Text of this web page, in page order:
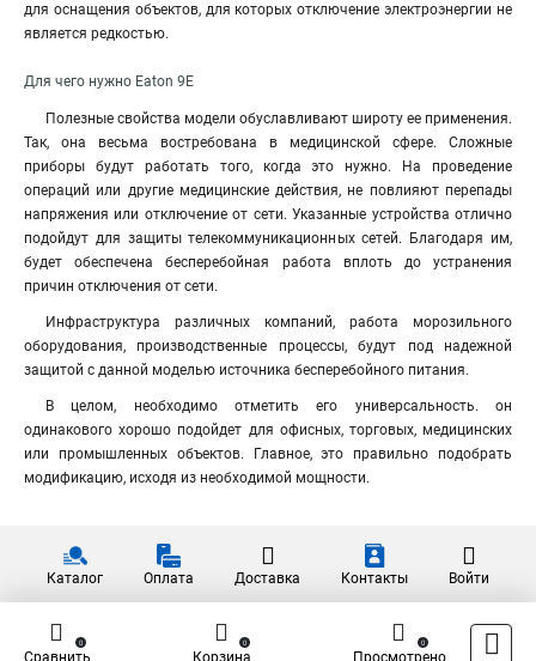
для оснащения объектов, для которых отключение электроэнергии не
является редкостью.
Для чего нужно Eaton 9E
Полезные свойства модели обуславливают широту ее применения.
Так, она весьма востребована в медицинской сфере. Сложные
приборы будут работать того, когда это нужно. На проведение
операций или другие медицинские действия, не повлияют перепады
напряжения или отключение от сети. Указанные устройства отлично
подойдут для защиты телекоммуникационных сетей. Благодаря им,
будет обеспечена бесперебойная работа вплоть до устранения
причин отключения от сети.
Инфраструктура различных компаний, работа морозильного
оборудования, производственные процессы, будут под надежной
защитой с данной моделью источника бесперебойного питания.
В целом, необходимо отметить его универсальность. он
одинакового хорошо подойдет для офисных, торговых, медицинских
или промышленных объектов. Главное, это правильно подобрать
модификацию, исходя из необходимой мощности.
Каталог Оплата Доставка Контакты Войти
Сравнить
0
Корзина
0
Просмотрено
0